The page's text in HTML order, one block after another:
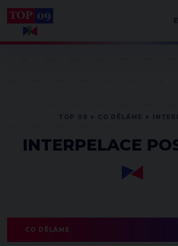
INTERPELACE
CO DĚLÁME